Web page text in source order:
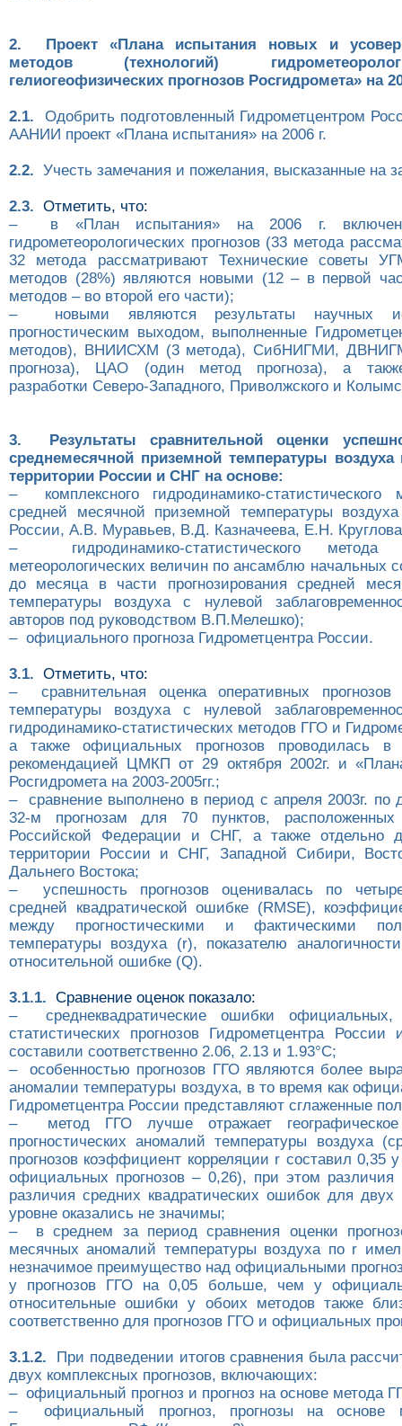
2. Проект «Плана испытания новых и
методов (технологий)
гелиогеофизических прогнозов Росгидромета» на
2.1. Одобрить подготовленный Гидрометцентром
ААНИИ проект «Плана испытания» на 2006 г.
2.2. Учесть замечания и пожелания, высказанные на
2.3. Отметить, что:
– в «План испытания» на 2006 г.
гидрометеорологических прогнозов (33 метода
32 метода рассматривают Технические советы
методов (28%) являются новыми (12 – в первой
методов – во второй его части);
– новыми являются результаты научных
прогностическим выходом, выполненные
методов), ВНИИСХМ (3 метода), СибНИГМИ,
прогноза), ЦАО (один метод прогноза), а
разработки Северо-Западного, Приволжского и
3. Результаты сравнительной оценки
среднемесячной приземной температуры
территории России и СНГ на основе:
– комплексного гидродинамико-статистического
средней месячной приземной температуры воздуха
России, А.В. Муравьев, В.Д. Казначеева, Е.Н.
– гидродинамико-статистического метода
метеорологических величин по ансамблю начальных
до месяца в части прогнозирования средней
температуры воздуха с нулевой
авторов под руководством В.П.Мелешко);
– официального прогноза Гидрометцентра России.
3.1. Отметить, что:
– сравнительная оценка оперативных прогнозов
температуры воздуха с нулевой
гидродинамико-статистических методов ГГО и
а также официальных прогнозов проводилась в
рекомендацией ЦМКП от 29 октября 2002г. и
Росгидромета на 2003-2005гг.;
– сравнение выполнено в период с апреля 2003г. по
32-м прогнозам для 70 пунктов,
Российской Федерации и СНГ, а также отдельно
территории России и СНГ, Западной Сибири,
Дальнего Востока;
– успешность прогнозов оценивалась по
средней квадратической ошибке (RMSE),
между прогностическими и фактическими
температуры воздуха (r), показателю
относительной ошибке (Q).
3.1.1. Сравнение оценок показало:
– cреднеквадратические ошибки официальных,
статистических прогнозов Гидрометцентра России
составили соответственно 2.06, 2.13 и 1.93°С;
– особенностью прогнозов ГГО являются более
аномалии температуры воздуха, в то время как
Гидрометцентра России представляют сглаженные
– метод ГГО лучше отражает географическое
прогностических аномалий температуры воздуха
прогнозов коэффициент корреляции r составил 0,35
официальных прогнозов – 0,26), при этом различия
различия средних квадратических ошибок для
уровне оказались не значимы;
– в среднем за период сравнения оценки
месячных аномалий температуры воздуха по r
незначимое преимущество над официальными
у прогнозов ГГО на 0,05 больше, чем у
относительные ошибки у обоих методов также
соответственно для прогнозов ГГО и официальных
3.1.2. При подведении итогов сравнения была
двух комплексных прогнозов, включающих:
– официальный прогноз и прогноз на основе метода
– официальный прогноз, прогнозы на основе